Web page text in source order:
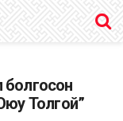
болгосон
Толгой”